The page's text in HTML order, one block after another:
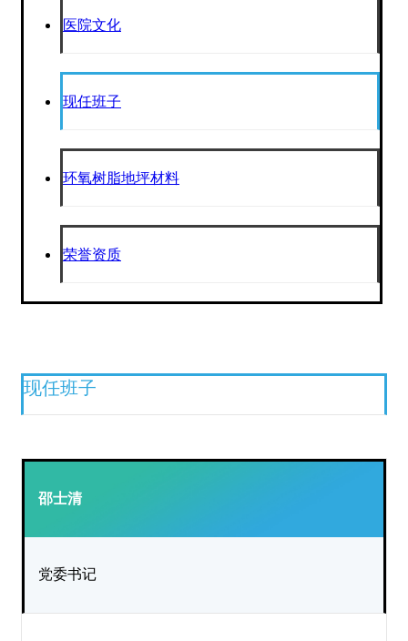
医院文化
现任班子
环氧树脂地坪材料
荣誉资质
现任班子
邵士清
党委书记